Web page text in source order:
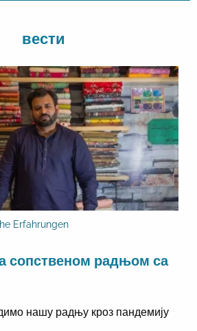
вести
Erfahrungen
сопственом радњом са
нашу радњу кроз пандемију